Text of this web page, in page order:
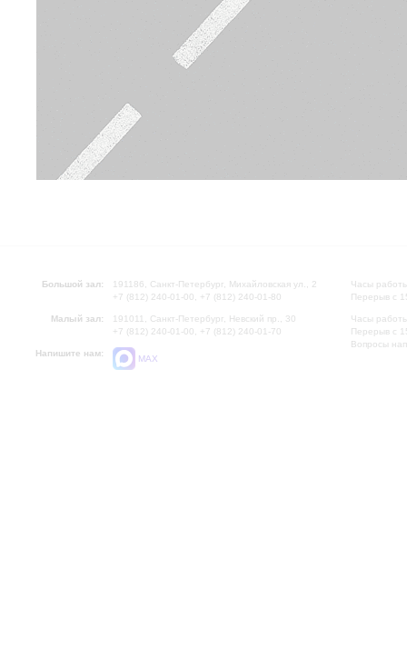
Большой зал:
191186, Санкт-Петербург, Михайловская ул., 2
+7 (812) 240-01-00, +7 (812) 240-01-80
Малый зал:
191011, Санкт-Петербург, Невский пр., 30
+7 (812) 240-01-00, +7 (812) 240-01-70
Напишите нам:
MAX
Часы
Перерыв с
Часы
Перерыв с
Вопросы